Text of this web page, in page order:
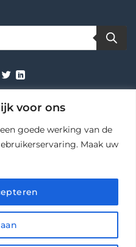
voor ons
goede werking van de
Maak uw
bestelling — vul de code in
SALE10